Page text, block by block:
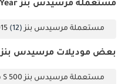
خشبي داخلي
مقعد السائق بلمسة
نهائية من الخشب)
مستعملة مرسيدس بنز S 550 by Year
مستعملة مرسيدس بنز S 550 2015(12)
بعض موديلات مرسيدس بنز
مستعملة مرسيدس بنز S 500 في دبي